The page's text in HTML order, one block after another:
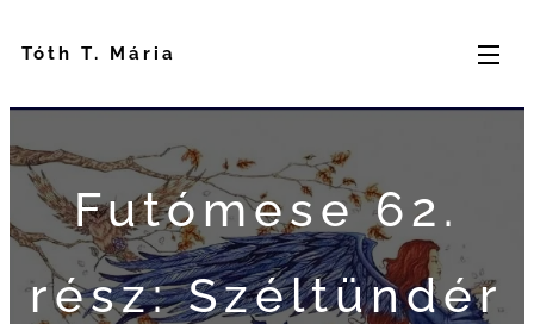
Tóth T. Mária
Futómese 62.
rész: Széltündér